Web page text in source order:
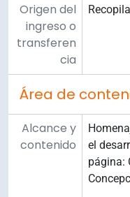
Origen del
ingreso o
transferen
cia
Área de
Alcance y
contenido
el
página: